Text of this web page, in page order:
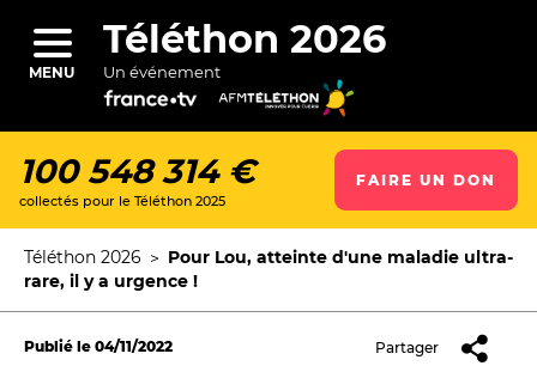
contenu
principal
MENU
Téléthon 2026
Un événement
100 548 314 €
collectés pour le Téléthon 2025
FAIRE UN DON
Fil
d'Ariane
Téléthon 2026
Pour Lou, atteinte d'une maladie ultra-
rare, il y a urgence !
Publié le 04/11/2022 Partager